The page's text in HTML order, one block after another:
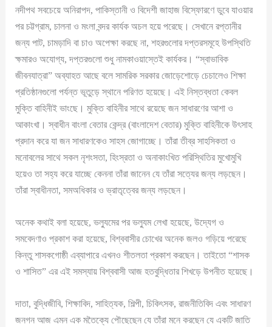
নদীপথ সবচেয়ে অনিরাপদ, পাকিস্তানী ও বিদেশী জাহাজ বিস্ফোরণে ডুবে যাওয়ার
পর চট্টগ্রাম, চালনা ও মংলা বন্দর কার্যক অচল হয়ে পরেছে। সেখানে রপ্তানীর
জন্য পাট, চামড়াদি বা চাও অপেক্ষা করছে না, শহরগুলোর দপ্তরসমূহে উপস্থিতি
ক্ষমারও অযোগ্য, দপ্তরগুলো শুধু নামকাওয়াস্তেই কার্যকর। “স্বাভাবিক
জীবনযাত্রা” অব্যাহত আছে বলে সামরিক সরকার জোড়েশোড়ে চেচালেও শিক্ষা
প্রতিষ্ঠানগুলো পর্যন্ত ভূতুড়ে স্থানে পরিণত হয়েছে। এই নিস্তব্ধতা কেবল
মুক্তি বাহিনীই ভাংছে। মুক্তি বাহিনীর সাথে রয়েছে জন সাধারণের আশা ও
আকাংখা। স্বাধীন বাংলা বেতার কেন্দ্র (বাংলাদেশ বেতার) মুক্তি বাহিনীকে উৎসাহ
প্রদান করে যা জন সাধারণকেও সাহস জোগাচ্ছে। তাঁরা তীব্র সাহসিকতা ও
মনোবলের সাথে সকল নৃশংসতা, হিংস্রতা ও অনাকাংখিত পরিস্থিতির মুখোমুখি
হয়েও তা সহ্য করে যাচ্ছে কেননা তাঁরা জানেন যে তাঁরা সত্যের জন্য লড়ছেন।
তাঁরা স্বাধীনতা, সমঅধিকার ও ভ্রাতৃত্বের জন্য লড়ছেন।
অনেক কথাই বলা হয়েছে, ভল্যুমের পর ভল্যুম লেখা হয়েছে, উদ্যেগ ও
সমবেদণাও প্রকাশ করা হয়েছে, বিশ্ববাসীর চোখের অনেক জলও গড়িয়ে পরেছে
কিন্তু শাসকগোষ্ঠী এব্যাপারে এখনও শীতলতা প্রকাশ করছেন। তাইতো “শাসক
ও শাসিত” এর এই সমস্যায় বিশ্ববাসী আজ হতবুদ্ধিতার শিখড়ে উপনীত হয়েছে।
দাতা, বুদ্ধিজীবি, শিক্ষাবিদ, সাহিত্যক, শিল্পী, চিকিৎসক, রাজনীতিবিদ এবং সাধারণ
জনগন আজ এমন এক মতৈক্যে পৌছেছেন যে তাঁরা মনে করছেন যে একটি জাতি